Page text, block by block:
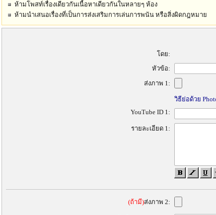
ห้ามโพสท์เรื่องเดียวกันเนื้อหาเดียวกันในหลายๆ ห้อง
ห้ามนำเสนอเรื่องที่เป็นการส่งเสริมการเล่นการพนัน หรือสิ่งผิดกฎหมาย
โดย:
หัวข้อ:
ส่งภาพ 1:
วิธีย่อด้วย
YouTube ID 1:
รายละเอียด 1:
(ถ้ามี)ส่งภาพ 2: